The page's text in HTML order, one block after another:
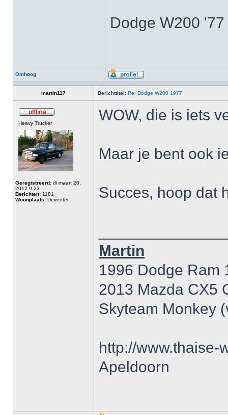
Dodge W200 '77
Omhoog
martin117 Berichttitel: Re: Dodge W200 1977
Heavy Trucker
Geregistreerd: di maart 20,
2012 9:23
Berichten: 1181
Woonplaats: Deventer
WOW, die is iets
Maar je bent ook
Succes, hoop dat
Martin
1996 Dodge Ram
2013 Mazda CX5
Skyteam Monkey
http://www.thaise-
Apeldoorn